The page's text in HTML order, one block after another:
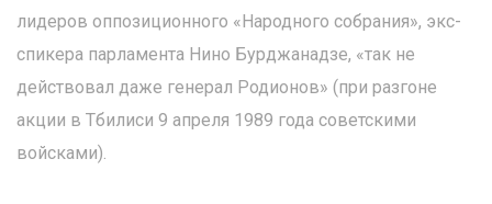
лидеров оппозиционного «Народного собрания», экс-
спикера парламента Нино Бурджанадзе, «так не
действовал даже генерал Родионов» (при разгоне
акции в Тбилиси 9 апреля 1989 года советскими
войсками).